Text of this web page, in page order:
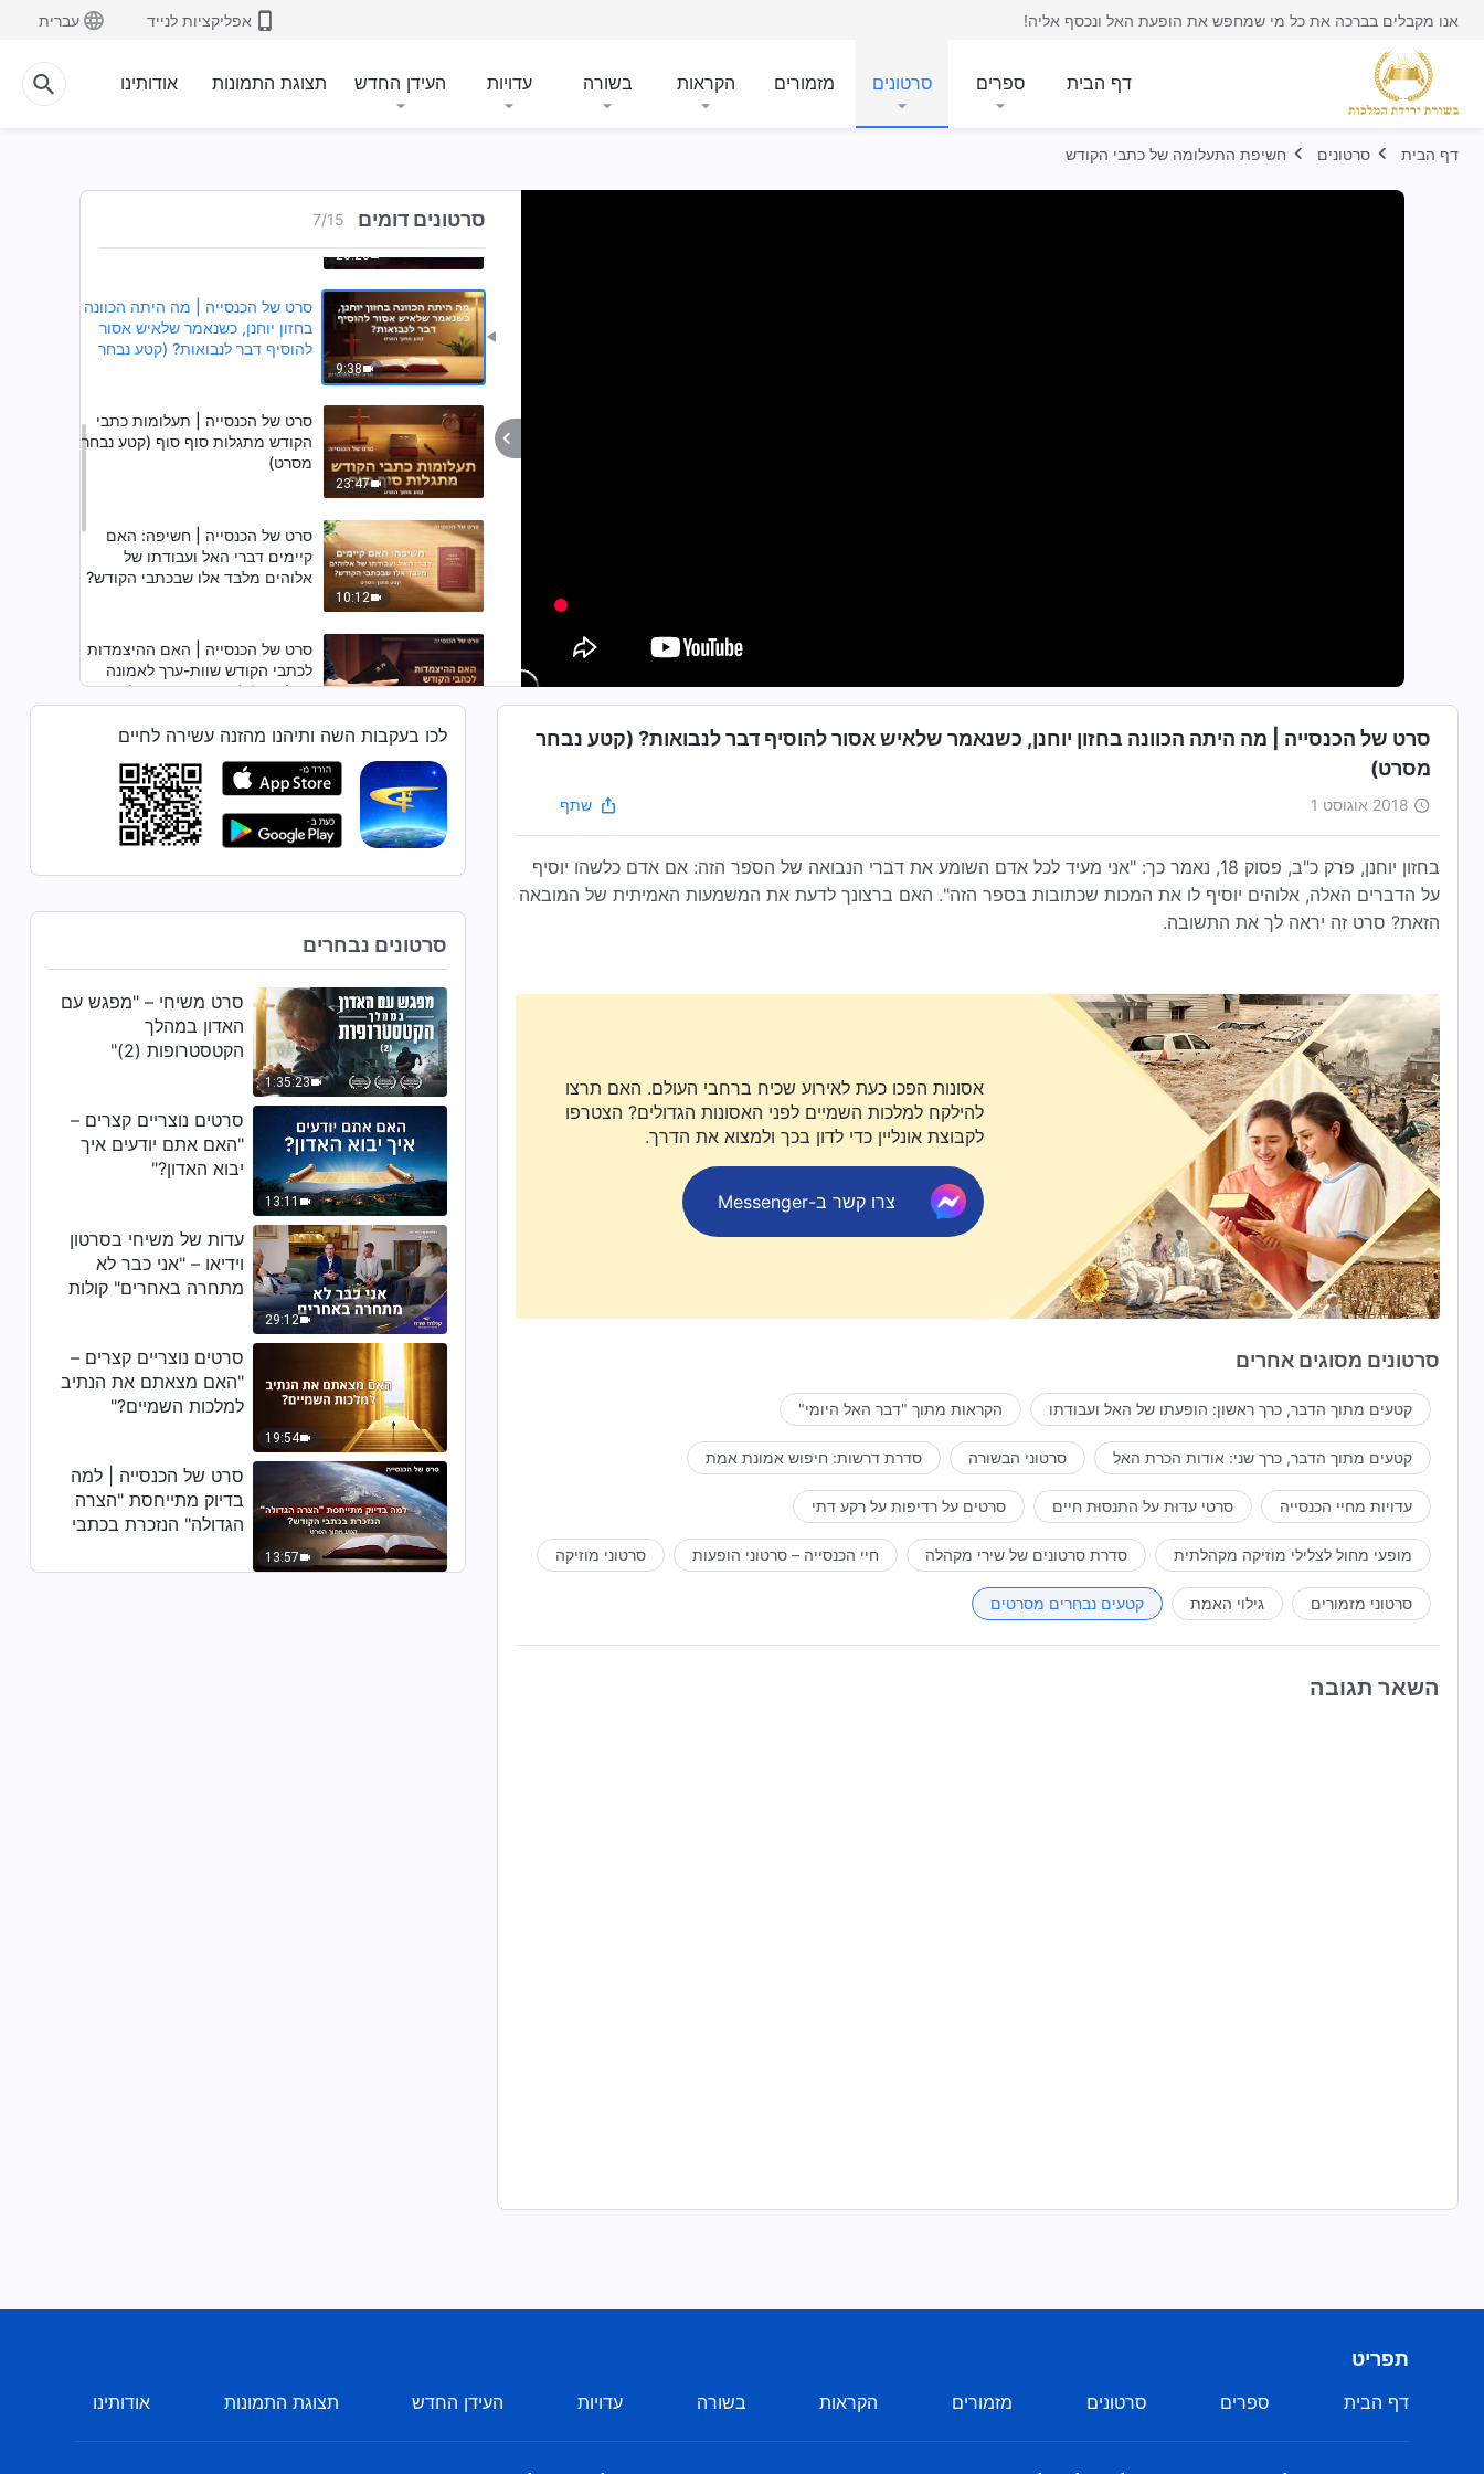
אנו מקבלים בברכה את כל מי שמחפש את הופעת האל ונכסף אליה! אפליקציות לנייד עברית
דף הבית ספרים סרטונים מזמורים הקראות בשורה עדויות העידן החדש תצוגת התמונות אודותינו
דף הבית סרטונים חשיפת התעלומה של כתבי הקודש
סרטונים דומים 7/15
סרט של הכנסייה | האם נוכל לזכות
20:23
סרט של הכנסייה | האם כתבי
הקודש באמת נכתבו במלואם
מסרט)
9:38
סרט של הכנסייה | מה היתה הכוונה
בחזון יוחנן, כשנאמר שלאיש אסור
להוסיף דבר לנבואות? (קטע נבחר
23:47
סרט של הכנסייה | תעלומות כתבי
הקודש מתגלות סוף סוף (קטע נבחר
מסרט)
10:12
סרט של הכנסייה | חשיפה: האם
קיימים דברי האל ועבודתו של
אלוהים מלבד אלו שבכתבי הקודש?
סרט של הכנסייה | האם ההיצמדות
לכתבי הקודש שוות-ערך לאמונה
באלוהים? (קטע נבחר מסרט)
30:59
סרט של הכנסייה | האם אמונה
בכתבי הקודש שקולה לאמונה
באלוהים? (קטע נבחר מסרט)
19:01
סרט של הכנסייה | האם דברי האל
19:27
סרט של הכנסייה | מהן השגיאות
הנפוצות ביותר בבואנו לקדם את פני
ישוע? (קטע נבחר מסרט)
16:16
סרט של הכנסייה | הכל אודות
הוויכוח "האם כתבי הקודש נכתבו
בהשראתו של אלוהים" (קטע נבחר
מסרט)
41:26
סרט של הכנסייה | מהו הקשר בין
אלוהים לכתבי הקודש? (קטע נבחר
מסרט)
סרט של הכנסייה | מה היתה הכוונה בחזון יוחנן, כשנאמר שלאיש אסור להוסיף דבר לנבואות? (קטע נבחר
מסרט)
2018 אוגוסט 1 שתף
בחזון יוחנן, פרק כ"ב, פסוק 18, נאמר כך: "אני מעיד לכל אדם השומע את דברי הנבואה של הספר הזה: אם אדם כלשהו יוסיף
על הדברים האלה, אלוהים יוסיף לו את המכות שכתובות בספר הזה". האם ברצונך לדעת את המשמעות האמיתית של המובאה
הזאת? סרט זה יראה לך את התשובה.
אסונות הפכו כעת לאירוע שכיח ברחבי העולם. האם תרצו
להילקח למלכות השמיים לפני האסונות הגדולים? הצטרפו
לקבוצת אונליין כדי לדון בכך ולמצוא את הדרך.
צרו קשר ב-Messenger
סרטונים מסוגים אחרים
קטעים מתוך הדבר, כרך ראשון: הופעתו של האל ועבודתו הקראות מתוך "דבר האל היומי"
קטעים מתוך הדבר, כרך שני: אודות הכרת האל סרטוני הבשורה סדרת דרשות: חיפוש אמונת אמת
עדויות מחיי הכנסייה סרטי עדוּת על התנסוּת חיים סרטים על רדיפות על רקע דתי
מופעי מחול לצלילי מוזיקה מקהלתית סדרת סרטונים של שירי מקהלה חיי הכנסייה – סרטוני הופעות סרטוני מוזיקה
סרטוני מזמורים גילוי האמת קטעים נבחרים מסרטים
השאר תגובה
לכו בעקבות השה ותיהנו מהזנה עשירה לחיים
סרטונים נבחרים
1:35:23
סרט משיחי – "מפגש עם
האדון במהלך
הקטסטרופות (2)"
13:11
סרטים נוצריים קצרים –
"האם אתם יודעים איך
יבוא האדון?"
29:12
עדות של משיחי בסרטון
וידיאו – "אני כבר לא
מתחרה באחרים" קולות
19:54
סרטים נוצריים קצרים –
"האם מצאתם את הנתיב
למלכות השמיים?"
13:57
סרט של הכנסייה | למה
בדיוק מתייחסת "הצרה
הגדולה" הנזכרת בכתבי
מסרט)
תפריט
דף הבית ספרים סרטונים מזמורים הקראות בשורה עדויות העידן החדש תצוגת התמונות אודותינו